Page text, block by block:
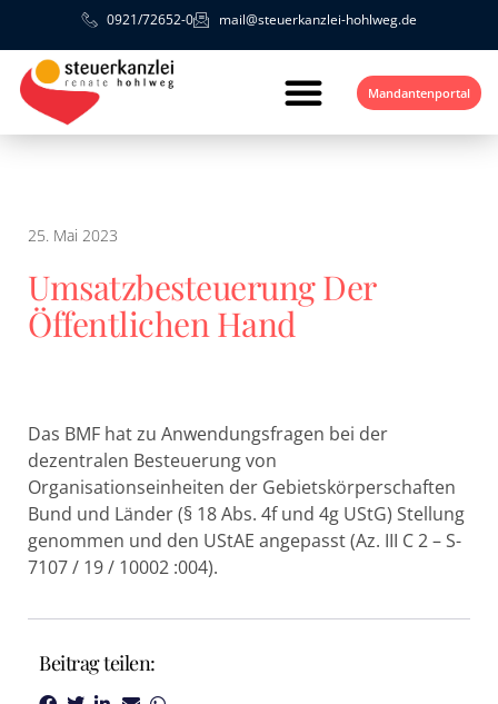
0921/72652-0 mail@steuerkanzlei-hohlweg.de
Mandantenportal
25. Mai 2023
Umsatzbesteuerung Der
Öffentlichen Hand
Das BMF hat zu Anwendungsfragen bei der
dezentralen Besteuerung von
Organisationseinheiten der Gebietskörperschaften
Bund und Länder (§ 18 Abs. 4f und 4g UStG) Stellung
genommen und den UStAE angepasst (Az. III C 2 – S-
7107 / 19 / 10002 :004).
Beitrag teilen: